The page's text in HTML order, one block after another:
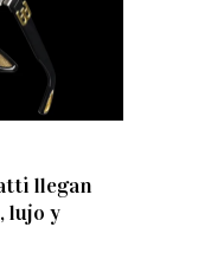
llegan
lujo y